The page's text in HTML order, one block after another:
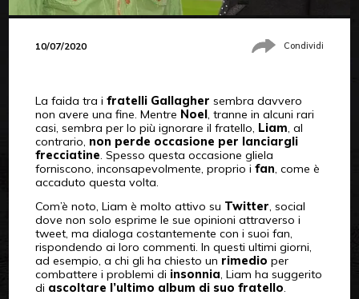
10/07/2020 Condividi
La faida tra i fratelli Gallagher sembra davvero
non avere una fine. Mentre Noel, tranne in alcuni rari
casi, sembra per lo più ignorare il fratello, Liam, al
contrario, non perde occasione per lanciargli
frecciatine. Spesso questa occasione gliela
forniscono, inconsapevolmente, proprio i fan, come è
accaduto questa volta.
Com’è noto, Liam è molto attivo su Twitter, social
dove non solo esprime le sue opinioni attraverso i
tweet, ma dialoga costantemente con i suoi fan,
rispondendo ai loro commenti. In questi ultimi giorni,
ad esempio, a chi gli ha chiesto un rimedio per
combattere i problemi di insonnia, Liam ha suggerito
di ascoltare l’ultimo album di suo fratello.